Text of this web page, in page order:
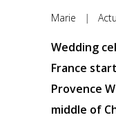
Marie |
Wedding
France
Provence
middle of